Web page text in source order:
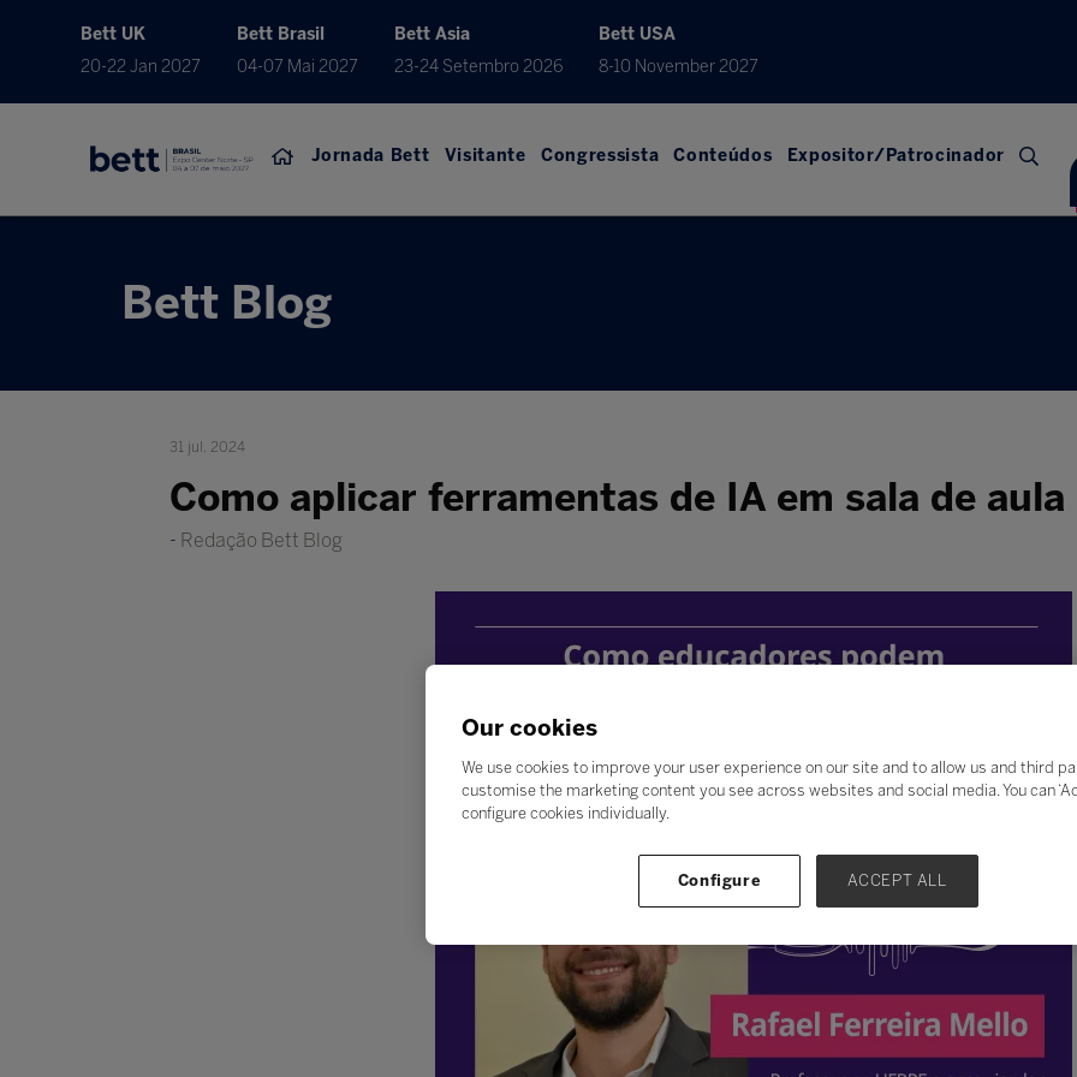
Bett UK
20-22 Jan 2027
Bett Brasil
04-07 Mai 2027
Bett Asia
23-24 Setembro 2026
Bett USA
8-10 November 2027
Jornada Bett Visitante Congressista Conteúdos Expositor/Patrocinador
Bett Blog
31 jul. 2024
Como aplicar ferramentas de IA em sala de aula
Redação Bett Blog
Our cookies
We use cookies to improve your user experience on our site and to allow us and third
customise the marketing content you see across websites and social media. You can
configure cookies individually.
Configure ACCEPT ALL